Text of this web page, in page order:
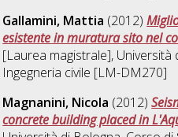
Gallamini, Mattia (2012)
esistente in muratura sito nel
[Laurea magistrale],
Ingegneria civile [LM-DM270]
Magnanini, Nicola (2012)
concrete building placed in